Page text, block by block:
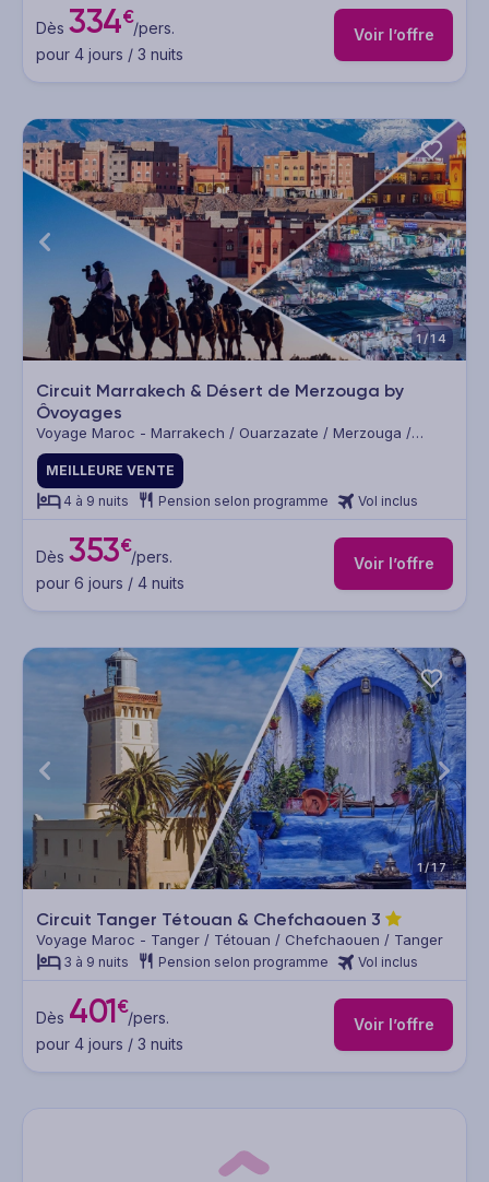
Dès 334€/pers.
pour 4 jours / 3 nuits
Voir l’offre
1/14
Circuit Marrakech & Désert de Merzouga by
Ôvoyages
Voyage Maroc - Marrakech / Ouarzazate / Merzouga /
Marrakech
MEILLEURE VENTE
4 à 9 nuits
Pension selon programme Vol inclus
Dès 353€/pers.
pour 6 jours / 4 nuits
Voir l’offre
1/17
Circuit Tanger Tétouan & Chefchaouen 3
Voyage Maroc - Tanger / Tétouan / Chefchaouen / Tanger
3 à 9 nuits Pension selon programme Vol inclus
Dès 401€/pers.
pour 4 jours / 3 nuits
Voir l’offre